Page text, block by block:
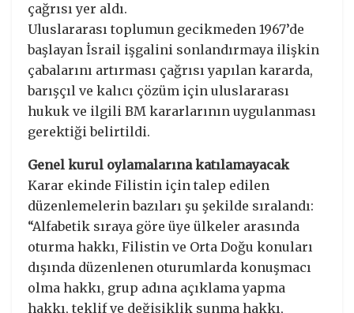
çağrısı yer aldı.
Uluslararası toplumun gecikmeden 1967’de
başlayan İsrail işgalini sonlandırmaya ilişkin
çabalarını artırması çağrısı yapılan kararda,
barışçıl ve kalıcı çözüm için uluslararası
hukuk ve ilgili BM kararlarının uygulanması
gerektiği belirtildi.
Genel kurul oylamalarına katılamayacak
Karar ekinde Filistin için talep edilen
düzenlemelerin bazıları şu şekilde sıralandı:
“Alfabetik sıraya göre üye ülkeler arasında
oturma hakkı, Filistin ve Orta Doğu konuları
dışında düzenlenen oturumlarda konuşmacı
olma hakkı, grup adına açıklama yapma
hakkı, teklif ve değişiklik sunma hakkı,